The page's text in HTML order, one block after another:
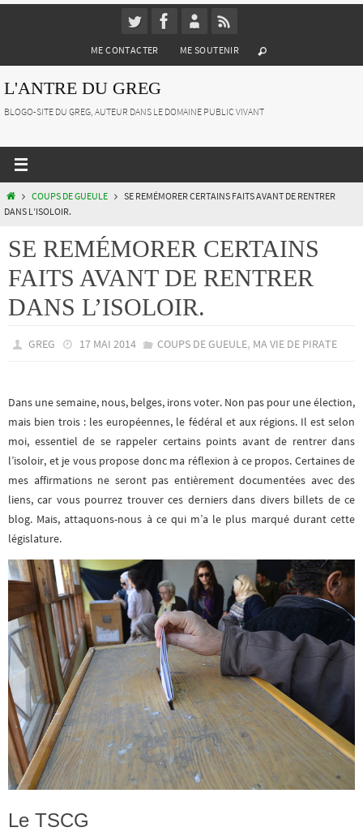
ME CONTACTER ME SOUTENIR
L'ANTRE DU GREG
BLOGO-SITE DU GREG, AUTEUR DANS LE DOMAINE PUBLIC VIVANT
HOMECOUPS DE GUEULE
SE REMÉMORER CERTAINS FAITS AVANT DE RENTRER
DANS L’ISOLOIR.
SE REMÉMORER CERTAINS
FAITS AVANT DE RENTRER
DANS L’ISOLOIR.
GREG 17 MAI 2014 COUPS DE GUEULE, MA VIE DE PIRATE
Dans une semaine, nous, belges, irons voter. Non pas pour une élection,
mais bien trois : les européennes, le fédéral et aux régions. Il est selon
moi, essentiel de se rappeler certains points avant de rentrer dans
l’isoloir, et je vous propose donc ma réflexion à ce propos. Certaines de
mes affirmations ne seront pas entièrement documentées avec des
liens, car vous pourrez trouver ces derniers dans divers billets de ce
blog. Mais, attaquons-nous à ce qui m’a le plus marqué durant cette
législature.
Le TSCG